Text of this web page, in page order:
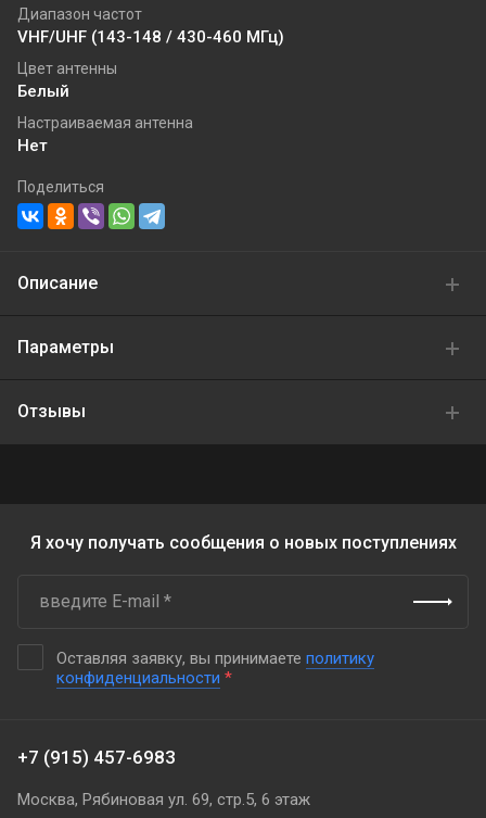
Диапазон частот
VHF/UHF (143-148 / 430-460 МГц)
Цвет антенны
Белый
Настраиваемая антенна
Нет
Поделиться
Описание
Параметры
Отзывы
Я хочу получать сообщения о новых поступлениях
Оставляя заявку, вы принимаете политику
конфиденциальности *
+7 (915) 457-6983
Москва, Рябиновая ул. 69, стр.5, 6 этаж